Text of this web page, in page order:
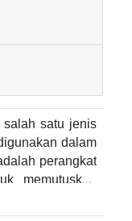
salah satu jenis
dalam
perangkat
memutuskan
saat terjadi
ini umumnya
memutuskan